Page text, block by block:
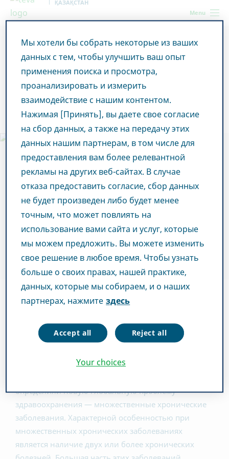
Menu
ҚАЗАҚСТАН
Kazakhstan Наш вклад
Коморбидные хронические
заболевания
Коморбидные
хронические заболевания
хронических заболеваний.
В результате постоянных переговоров
определили новую глобальную проблему
здравоохранения — множественные хронические
заболевания. Характерной особенностью при
множественных хронических заболеваниях
является наличие двух или более хронических
Мы хотели бы собрать некоторые из ваших
данных с тем, чтобы улучшить ваш опыт
применения поиска и просмотра,
проанализировать и измерить
взаимодействие с нашим контентом.
Нажимая [Принять], вы даете свое согласие
на сбор данных, а также на передачу этих
данных нашим партнерам, в том числе для
предоставления вам более релевантной
рекламы на других веб-сайтах. В случае
отказа предоставить согласие, сбор данных
не будет произведен либо будет менее
точным, что может повлиять на
использование вами сайта и услуг, которые
мы можем предложить. Вы можете изменить
свое решение в любое время. Чтобы узнать
больше о своих правах, нашей практике,
данных, которые мы собираем, и о наших
партнерах, нажмите здесь
Accept all Reject all
Your choices